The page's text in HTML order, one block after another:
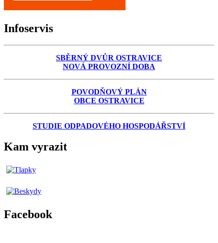
Infoservis
SBĚRNÝ DVŮR OSTRAVICE
NOVÁ PROVOZNÍ DOBA
POVODŇOVÝ PLÁN
OBCE OSTRAVICE
STUDIE ODPADOVÉHO HOSPODÁŘSTVÍ
Kam vyrazit
Facebook